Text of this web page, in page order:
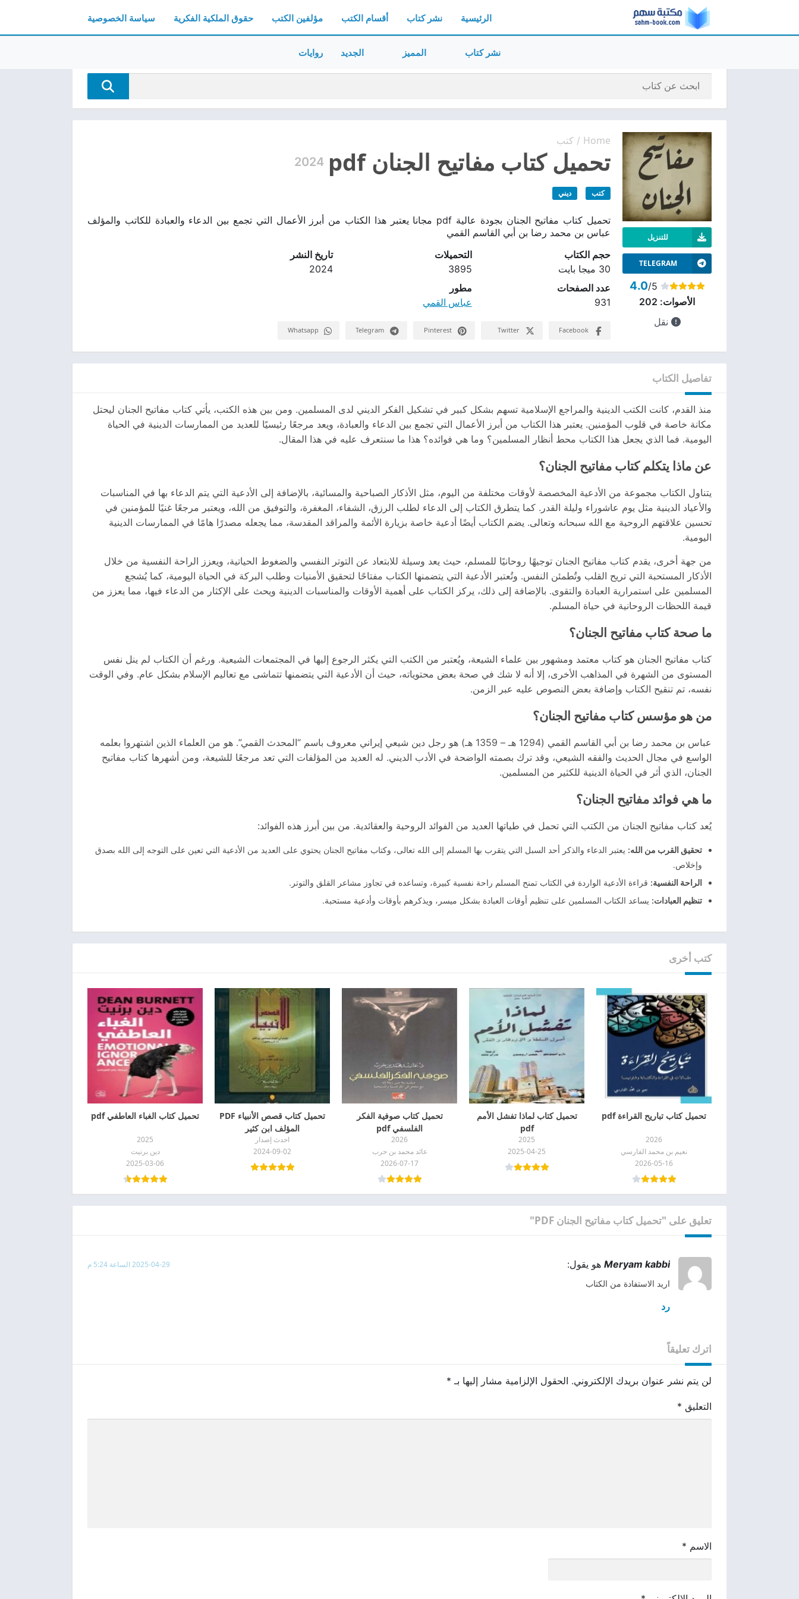
الرئيسية نشر كتاب أقسام الكتب مؤلفين الكتب حقوق الملكية الفكرية سياسة الخصوصية
نشر كتاب المميز الجديد روايات
Home
/ كتب
تحميل كتاب مفاتيح الجنان pdf 2024
كتب ديني
تحميل كتاب مفاتيح الجنان بجودة عالية pdf مجانا يعتبر هذا الكتاب من أبرز الأعمال التي تجمع بين الدعاء والعبادة للكاتب والمؤلف
عباس بن محمد رضا بن أبي القاسم القمي
للتنزيل
TELEGRAM
4.0/5
الأصوات: 202
نقل
حجم الكتاب
30 ميجا بايت
التحميلات
3895
تاريخ النشر
2024
عدد الصفحات
931
مطور
عباس القمي
Facebook
Twitter
Pinterest
Telegram
Whatsapp
تفاصيل الكتاب
منذ القدم، كانت الكتب الدينية والمراجع الإسلامية تسهم بشكل كبير في تشكيل الفكر الديني لدى المسلمين. ومن بين هذه الكتب، يأتي كتاب مفاتيح الجنان ليحتل
مكانة خاصة في قلوب المؤمنين. يعتبر هذا الكتاب من أبرز الأعمال التي تجمع بين الدعاء والعبادة، ويعد مرجعًا رئيسيًا للعديد من الممارسات الدينية في الحياة
اليومية. فما الذي يجعل هذا الكتاب محط أنظار المسلمين؟ وما هي فوائده؟ هذا ما سنتعرف عليه في هذا المقال.
عن ماذا يتكلم كتاب مفاتيح الجنان؟
يتناول الكتاب مجموعة من الأدعية المخصصة لأوقات مختلفة من اليوم، مثل الأذكار الصباحية والمسائية، بالإضافة إلى الأدعية التي يتم الدعاء بها في المناسبات
والأعياد الدينية مثل يوم عاشوراء وليلة القدر. كما يتطرق الكتاب إلى الدعاء لطلب الرزق، الشفاء، المغفرة، والتوفيق من الله، ويعتبر مرجعًا غنيًا للمؤمنين في
تحسين علاقتهم الروحية مع الله سبحانه وتعالى. يضم الكتاب أيضًا أدعية خاصة بزيارة الأئمة والمراقد المقدسة، مما يجعله مصدرًا هامًا في الممارسات الدينية
اليومية.
من جهة أخرى، يقدم كتاب مفاتيح الجنان توجيهًا روحانيًا للمسلم، حيث يعد وسيلة للابتعاد عن التوتر النفسي والضغوط الحياتية، ويعزز الراحة النفسية من خلال
الأذكار المستحبة التي تريح القلب وتُطمئن النفس. وتُعتبر الأدعية التي يتضمنها الكتاب مفتاحًا لتحقيق الأمنيات وطلب البركة في الحياة اليومية، كما يُشجع
المسلمين على استمرارية العبادة والتقوى. بالإضافة إلى ذلك، يركز الكتاب على أهمية الأوقات والمناسبات الدينية ويحث على الإكثار من الدعاء فيها، مما يعزز من
قيمة اللحظات الروحانية في حياة المسلم.
ما صحة كتاب مفاتيح الجنان؟
كتاب مفاتيح الجنان هو كتاب معتمد ومشهور بين علماء الشيعة، ويُعتبر من الكتب التي يكثر الرجوع إليها في المجتمعات الشيعية. ورغم أن الكتاب لم ينل نفس
المستوى من الشهرة في المذاهب الأخرى، إلا أنه لا شك في صحة بعض محتوياته، حيث أن الأدعية التي يتضمنها تتماشى مع تعاليم الإسلام بشكل عام. وفي الوقت
نفسه، تم تنقيح الكتاب وإضافة بعض النصوص عليه عبر الزمن.
من هو مؤسس كتاب مفاتيح الجنان؟
عباس بن محمد رضا بن أبي القاسم القمي (1294 هـ – 1359 هـ) هو رجل دين شيعي إيراني معروف باسم “المحدث القمي”. هو من العلماء الذين اشتهروا بعلمه
الواسع في مجال الحديث والفقه الشيعي، وقد ترك بصمته الواضحة في الأدب الديني. له العديد من المؤلفات التي تعد مرجعًا للشيعة، ومن أشهرها كتاب مفاتيح
الجنان، الذي أثر في الحياة الدينية للكثير من المسلمين.
ما هي فوائد مفاتيح الجنان؟
يُعد كتاب مفاتيح الجنان من الكتب التي تحمل في طياتها العديد من الفوائد الروحية والعقائدية. من بين أبرز هذه الفوائد:
تحقيق القرب من الله: يعتبر الدعاء والذكر أحد السبل التي يتقرب بها المسلم إلى الله تعالى، وكتاب مفاتيح الجنان يحتوي على العديد من الأدعية التي تعين على التوجه إلى الله بصدق
وإخلاص.
الراحة النفسية: قراءة الأدعية الواردة في الكتاب تمنح المسلم راحة نفسية كبيرة، وتساعده في تجاوز مشاعر القلق والتوتر.
تنظيم العبادات: يساعد الكتاب المسلمين على تنظيم أوقات العبادة بشكل ميسر، ويذكرهم بأوقات وأدعية مستحبة.
كتب أخرى
تحميل كتاب تباريح القراءة pdf
2026
نعيم بن محمد الفارسي
2026-05-16
تحميل كتاب لماذا تفشل الأمم
pdf
2025
2025-04-25
تحميل كتاب صوفية الفكر
الفلسفي pdf
2026
عائد محمد بن حرب
2026-07-17
تحميل كتاب قصص الأنبياء PDF
المؤلف ابن كثير
احدث إصدار
2024-09-02
تحميل كتاب الغباء العاطفي pdf
2025
دين برنيت
2025-03-06
تعليق على "تحميل كتاب مفاتيح الجنان PDF"
Meryam kabbi هو يقول:
2025-04-29 الساعة 5:24 م
اريد الاستفادة من الكتاب
رد
اترك تعليقاً
لن يتم نشر عنوان بريدك الإلكتروني. الحقول الإلزامية مشار إليها بـ *
التعليق *
الاسم *